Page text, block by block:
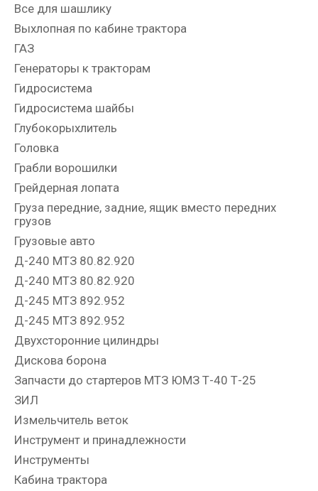
Все для шашлику
Выхлопная по кабине трактора
ГАЗ
Генераторы к тракторам
Гидросистема
Гидросистема шайбы
Глубокорыхлитель
Головка
Грабли ворошилки
Грейдерная лопата
Груза передние, задние, ящик вместо передних
грузов
Грузовые авто
Д-240 МТЗ 80.82.920
Д-240 МТЗ 80.82.920
Д-245 МТЗ 892.952
Д-245 МТЗ 892.952
Двухсторонние цилиндры
Дискова борона
Запчасти до стартеров МТЗ ЮМЗ Т-40 Т-25
ЗИЛ
Измельчитель веток
Инструмент и принадлежности
Инструменты
Кабина трактора